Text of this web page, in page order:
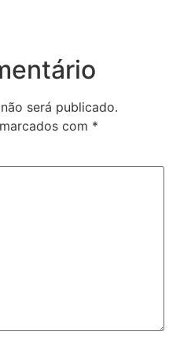
será publicado.
com *